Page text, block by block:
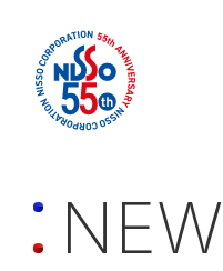
NEW